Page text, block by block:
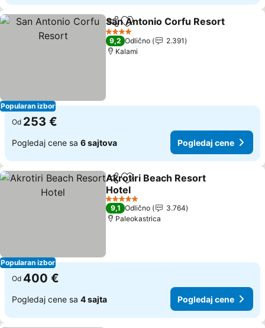
Popularan izbor
Deli Dodati u favorite
San Antonio Corfu Resort
4 Zvezdice
9,2 Odlično
2.391
Kalami
Od 253 €
Pogledaj cene sa 6 sajtova Pogledaj cene
Popularan izbor
Deli Dodati u favorite
Akrotiri Beach Resort
Hotel
5 Zvezdice
9,1 Odlično
3.764
Paleokastrica
Od 400 €
Pogledaj cene sa 4 sajta Pogledaj cene